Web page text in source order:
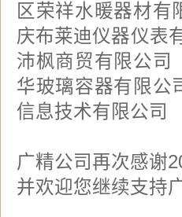
区荣祥水暖器材
庆布莱迪仪器仪表
沛枫商贸有限公
华玻璃容器有限
信息技术有限公司
广精公司再次感谢
并欢迎您继续支持